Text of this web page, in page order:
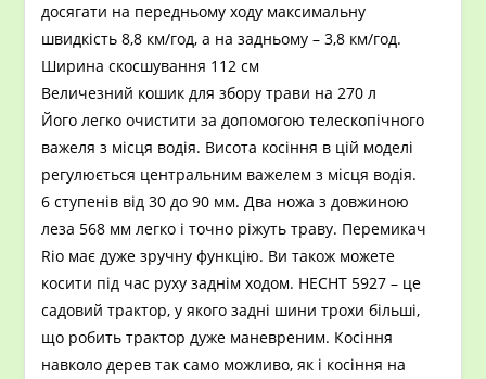
досягати на передньому ходу максимальну
швидкість 8,8 км/год, а на задньому – 3,8 км/год.
Ширина скосшування 112 см
Величезний кошик для збору трави на 270 л
Його легко очистити за допомогою телескопічного
важеля з місця водія. Висота косіння в цій моделі
регулюється центральним важелем з місця водія.
6 ступенів від 30 до 90 мм. Два ножа з довжиною
леза 568 мм легко і точно ріжуть траву. Перемикач
Rio має дуже зручну функцію. Ви також можете
косити під час руху заднім ходом. HECHT 5927 – це
садовий трактор, у якого задні шини трохи більші,
що робить трактор дуже маневреним. Косіння
навколо дерев так само можливо, як і косіння на